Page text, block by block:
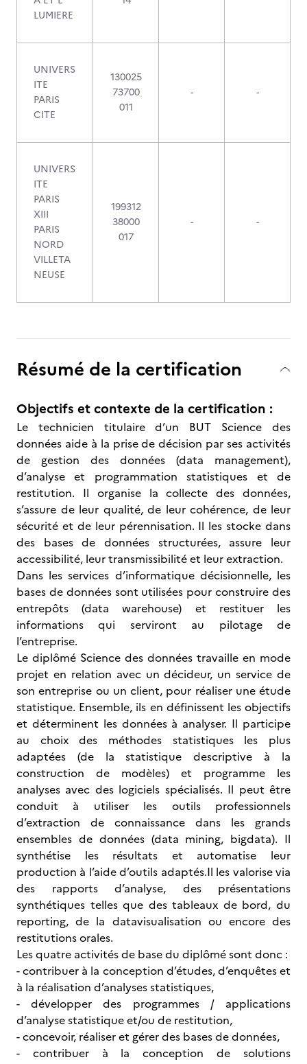
LUMIERE
UNIVERS
ITE
PARIS
CITE
130025
73700
011
- -
UNIVERS
ITE
PARIS
XIII
PARIS
NORD
VILLETA
NEUSE
199312
38000
017
- -
Résumé de la certification
Objectifs et contexte de la certification :
Le technicien titulaire d’un BUT Science des
données aide à la prise de décision par ses activités
de gestion des données (data management),
d’analyse et programmation statistiques et de
restitution. Il organise la collecte des données,
s’assure de leur qualité, de leur cohérence, de leur
sécurité et de leur pérennisation. Il les stocke dans
des bases de données structurées, assure leur
accessibilité, leur transmissibilité et leur extraction.
Dans les services d’informatique décisionnelle, les
bases de données sont utilisées pour construire des
entrepôts (data warehouse) et restituer les
informations qui serviront au pilotage de
l’entreprise.
Le diplômé Science des données travaille en mode
projet en relation avec un décideur, un service de
son entreprise ou un client, pour réaliser une étude
statistique. Ensemble, ils en définissent les objectifs
et déterminent les données à analyser. Il participe
au choix des méthodes statistiques les plus
adaptées (de la statistique descriptive à la
construction de modèles) et programme les
analyses avec des logiciels spécialisés. Il peut être
conduit à utiliser les outils professionnels
d’extraction de connaissance dans les grands
ensembles de données (data mining, bigdata). Il
synthétise les résultats et automatise leur
production à l’aide d’outils adaptés.Il les valorise via
des rapports d’analyse, des présentations
synthétiques telles que des tableaux de bord, du
reporting, de la datavisualisation ou encore des
restitutions orales.
Les quatre activités de base du diplômé sont donc :
- contribuer à la conception d’études, d’enquêtes et
à la réalisation d’analyses statistiques,
- développer des programmes / applications
d’analyse statistique et/ou de restitution,
- concevoir, réaliser et gérer des bases de données,
- contribuer à la conception de solutions